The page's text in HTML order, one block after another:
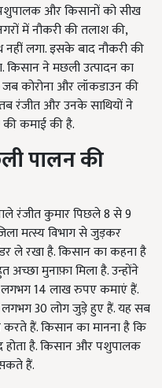
और किसानों को सीख
में नौकरी की तलाश की,
लगा. इसके बाद नौकरी की
किसान ने मछली उत्पादन का
कोरोना और लॉकडाउन की
रंजीत और उनके साथियों ने
कमाई की है.
पालन की
रंजीत कुमार पिछले 8 से 9
मत्स्य विभाग से जुड़कर
ले रखा है. किसान का कहना है
मुनाफ़ा मिला है. उन्होंने
14 लाख रुपए कमाएं हैं.
30 लोग जुड़े हुए हैं. यह सब
हैं. किसान का मानना है कि
है. किसान और पशुपालक
हैं.